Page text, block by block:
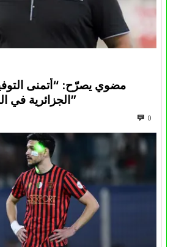
مضوي يصرّح: “أتمنى
الجزائرية في المسابقات القارية”
0